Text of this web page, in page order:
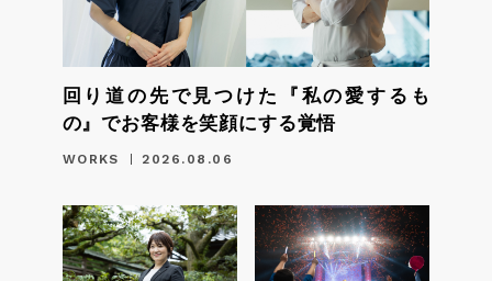
回り道の先で見つけた『私の愛するも
の』でお客様を笑顔にする覚悟
WORKS 2026.08.06